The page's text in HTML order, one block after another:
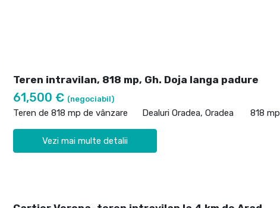
Teren intravilan, 818 mp, Gh. Doja langa padure
61,500 € (negociabil)
Teren de 818 mp de vânzare Dealuri Oradea, Oradea 818 mp
Vezi mai multe detalii